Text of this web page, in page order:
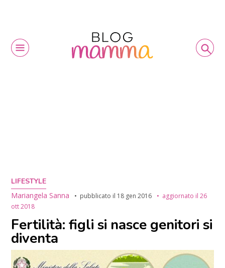
LIFESTYLE
Mariangela Sanna
pubblicato il 18 gen 2016 aggiornato il26
ott 2018
Fertilità: figli si nasce genitori si
diventa